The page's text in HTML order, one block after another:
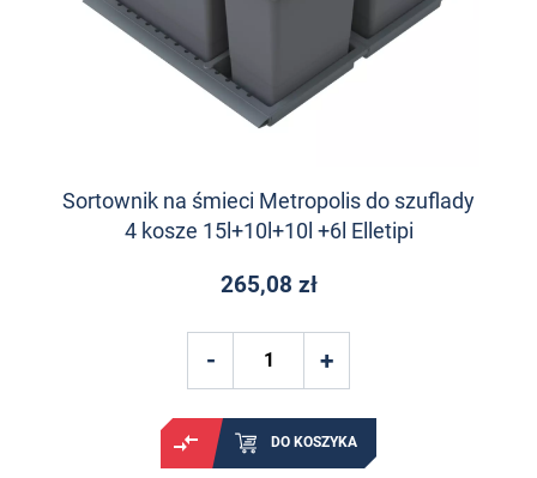
Sortownik na śmieci Metropolis do szuflady
4 kosze 15l+10l+10l +6l Elletipi
265,08 zł
DO KOSZYKA